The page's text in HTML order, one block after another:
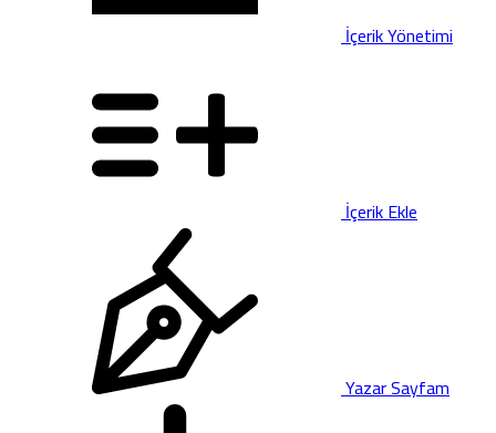
İçerik Yönetimi
İçerik Ekle
Yazar Sayfam